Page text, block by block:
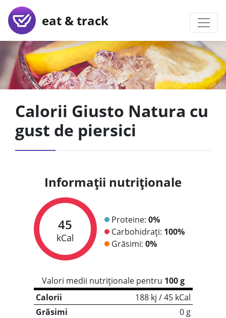
eat & track
Calorii Giusto Natura cu
gust de piersici
Informații nutriționale
45
kCal
Proteine: 0%
Carbohidrați: 100%
Grăsimi: 0%
Valori medii nutriționale pentru 100 g
Calorii
188 kj / 45 kCal
Grăsimi
0 g